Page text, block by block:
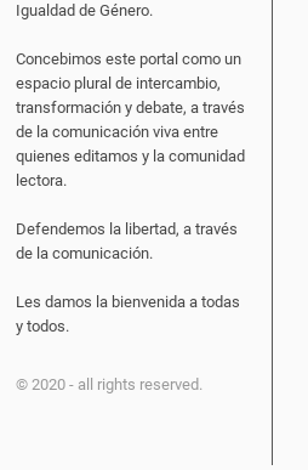
Igualdad de Género.
Concebimos este portal como un
espacio plural de intercambio,
transformación y debate, a través
de la comunicación viva entre
quienes editamos y la comunidad
lectora.
Defendemos la libertad, a través
de la comunicación.
Les damos la bienvenida a todas
y todos.
© 2020 - all rights reserved.